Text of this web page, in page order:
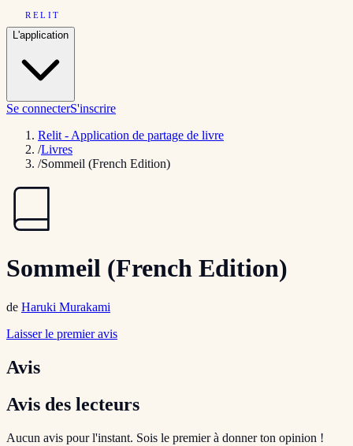
RELIT
L'application
Se connecterS'inscrire
Relit - Application de partage de livre
/Livres
/Sommeil (French Edition)
Sommeil (French Edition)
de Haruki Murakami
Laisser le premier avis
Avis
Avis des lecteurs
Aucun avis pour l'instant. Sois le premier à donner ton opinion !